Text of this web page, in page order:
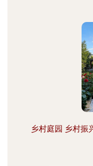
乡村庭园 乡村振